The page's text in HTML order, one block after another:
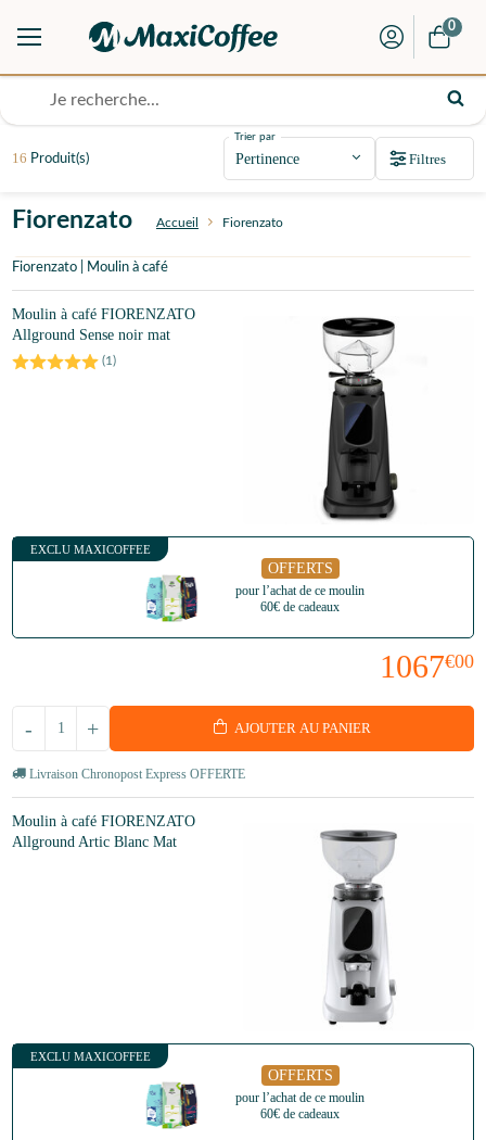
0
Fiorenzato Accueil Fiorenzato
16 Produit(s)
Trier par
Filtres
Fiorenzato | Moulin à café
Moulin à café FIORENZATO
Allground Sense noir mat
(1)
EXCLU MAXICOFFEE
OFFERTS
pour l’achat de ce moulin
60€ de cadeaux
1067€00
+
- AJOUTER AU PANIER
Livraison Chronopost Express OFFERTE
Moulin à café FIORENZATO
Allground Artic Blanc Mat
EXCLU MAXICOFFEE
OFFERTS
pour l’achat de ce moulin
60€ de cadeaux